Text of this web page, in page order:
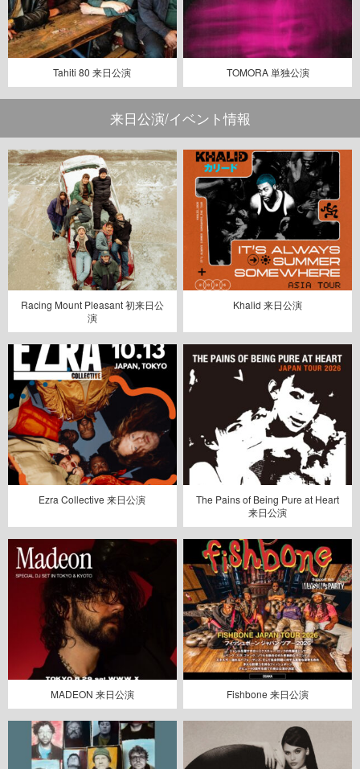
Tahiti 80 来日公演 TOMORA 単独公演
来日公演/イベント情報
Racing Mount Pleasant 初来日公
演
Khalid 来日公演
Ezra Collective 来日公演
The Pains of Being Pure at Heart
来日公演
MADEON 来日公演 Fishbone 来日公演